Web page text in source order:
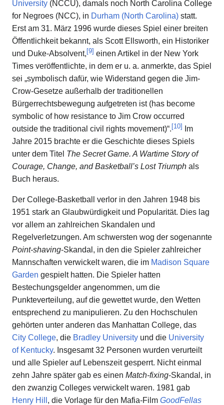
University (NCCU), damals noch North Carolina College
for Negroes (NCC), in Durham (North Carolina) statt.
Erst am 31. März 1996 wurde dieses Spiel einer breiten
Öffentlichkeit bekannt, als Scott Ellsworth, ein Historiker
und Duke-Absolvent,[9] einen Artikel in der New York
Times veröffentlichte, in dem er u. a. anmerkte, das Spiel
sei „symbolisch dafür, wie Widerstand gegen die Jim-
Crow-Gesetze außerhalb der traditionellen
Bürgerrechtsbewegung aufgetreten ist (has become
symbolic of how resistance to Jim Crow occurred
outside the traditional civil rights movement)“.[10]
Im
Jahre 2015 brachte er die Geschichte dieses Spiels
unter dem Titel The Secret Game. A Wartime Story of
Courage, Change, and Basketball’s Lost Triumph als
Buch heraus.
Der College-Basketball verlor in den Jahren 1948 bis
1951 stark an Glaubwürdigkeit und Popularität. Dies lag
vor allem an zahlreichen Skandalen und
Regelverletzungen. Am schwersten wog der sogenannte
Point-shaving-Skandal, in den die Spieler zahlreicher
Mannschaften verwickelt waren, die im Madison Square
Garden gespielt hatten. Die Spieler hatten
Bestechungsgelder angenommen, um die
Punkteverteilung, auf die gewettet wurde, den Wetten
entsprechend zu manipulieren. Zu den Hochschulen
gehörten unter anderen das Manhattan College, das
City College, die Bradley University und die University
of Kentucky. Insgesamt 32 Personen wurden verurteilt
und alle Spieler auf Lebenszeit gesperrt. Nicht einmal
zehn Jahre später gab es einen Match-fixing-Skandal, in
den zwanzig Colleges verwickelt waren. 1981 gab
Henry Hill , die Vorlage für den Mafia-Film GoodFellas